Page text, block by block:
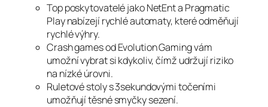
Top poskytovatelé jako NetEnt a Pragmatic
Play nabízejí rychlé automaty, které odměňují
rychlé výhry.
Crash games od Evolution Gaming vám
umožní vybrat si kdykoliv, čímž udržují riziko
na nízké úrovni.
Ruletové stoly s 3sekundovými točeními
umožňují těsné smyčky sezení.